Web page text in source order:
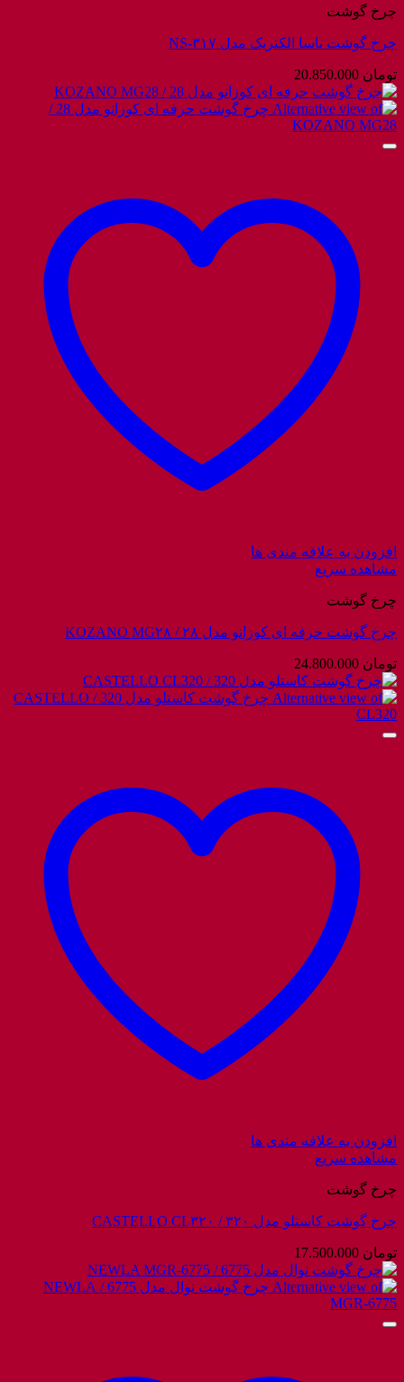
چرخ گوشت
چرخ گوشت ناسا الکتریک مدل NS-۳۱۷
تومان
افزودن به علاقه مندی ها
مشاهده سریع
چرخ گوشت
چرخ گوشت حرفه ای کوزانو مدل ۲۸ / KOZANO MG۲۸
تومان
افزودن به علاقه مندی ها
مشاهده سریع
چرخ گوشت
چرخ گوشت کاستلو مدل ۳۲۰ / CASTELLO CL۳۲۰
تومان